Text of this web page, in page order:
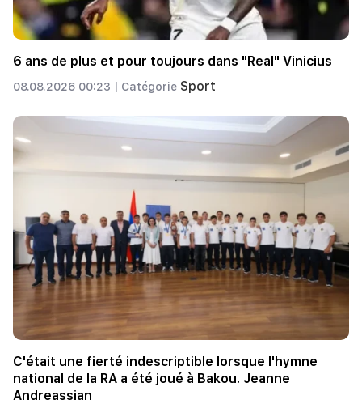
6 ans de plus et pour toujours dans "Real" Vinicius
08.08.2026 00:23 | Catégorie Sport
C'était une fierté indescriptible lorsque l'hymne
national de la RA a été joué à Bakou. Jeanne
Andreassian